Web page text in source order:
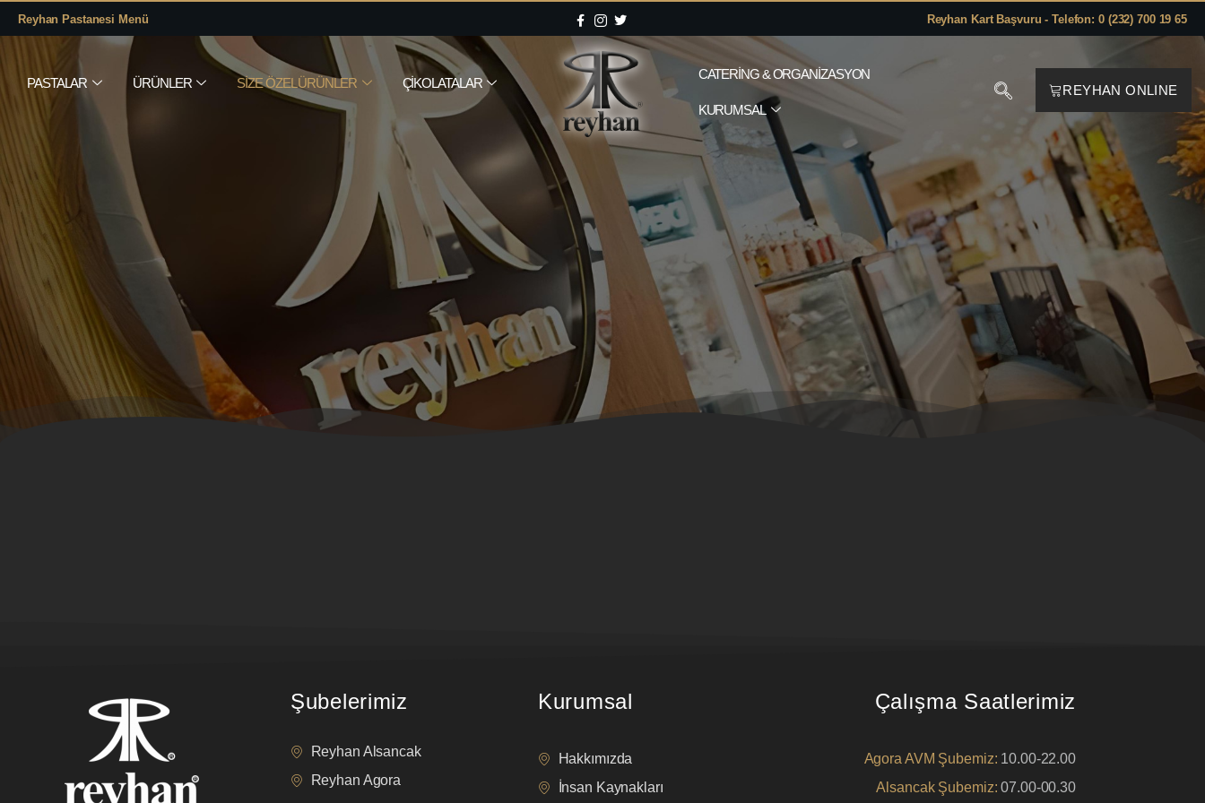
Reyhan Pastanesi Menü Reyhan Kart Başvuru - Telefon: 0 (232) 700 19 65
PASTALAR ÜRÜNLER SIZE ÖZEL ÜRÜNLER ÇIKOLATALAR
CATERING & ORGANIZASYON
KURUMSAL
REYHAN ONLINE
Şubelerimiz
Reyhan Alsancak
Reyhan Agora
Kurumsal
Hakkımızda
İnsan Kaynakları
Çalışma Saatlerimiz
Agora AVM Şubemiz: 10.00-22.00
Alsancak Şubemiz: 07.00-00.30